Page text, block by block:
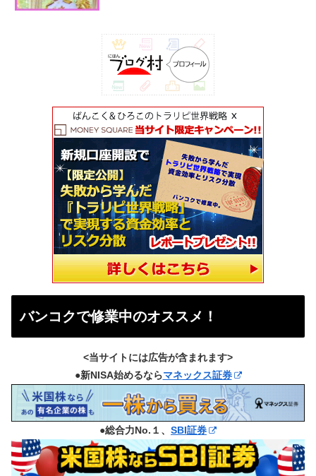
バンコクで修業中のオススメ！
<当サイトには広告が含まれます>
●新NISA始めるならマネックス証券
●総合力No.１、 SBI証券